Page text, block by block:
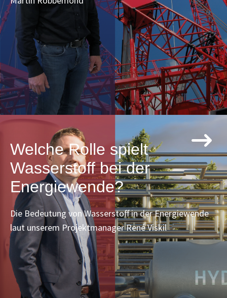
Welche Rolle spielt
Wasserstoff bei der
Energiewende?
Die Bedeutung von Wasserstoff in der Energiewende
laut unserem Projektmanager René Viskil